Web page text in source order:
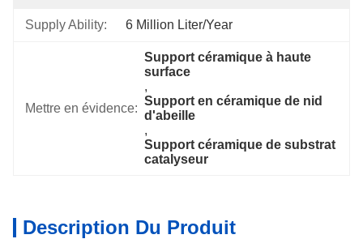
Supply Ability: 6 Million Liter/year
Mettre en évidence:
Support céramique à haute
surface
,
Support en céramique de nid
d'abeille
,
Support céramique de substrat
catalyseur
Description Du Produit